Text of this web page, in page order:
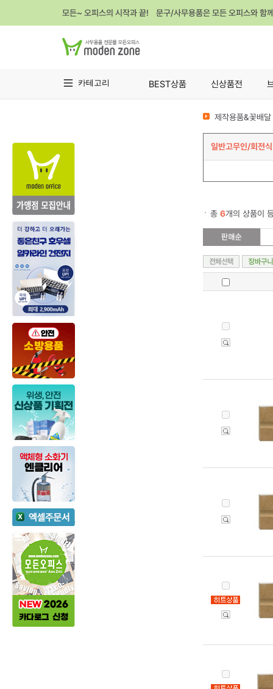
모든~ 오피스의 시작과 끝! 문구/사무용품은 모든 오피스와 함
카테고리 BEST상품 신상품전
제작용품&꽃배
일반고무인/회전식
총 6개의 상품이